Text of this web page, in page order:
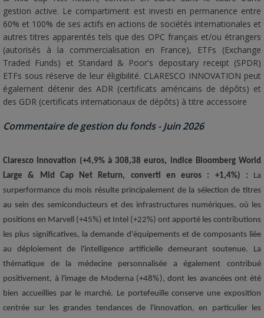
gestion active. Le compartiment est investi en permanence entre
60% et 100% de ses actifs en actions de sociétés internationales et
autres titres apparentés tels que des OPC français et/ou étrangers
(autorisés à la commercialisation en France), ETFs (Exchange
Traded Funds) et Standard & Poor's depositary receipt (SPDR)
ETFs sous réserve de leur éligibilité. CLARESCO INNOVATION peut
également détenir des ADR (certificats américains de dépôts) et
des GDR (certificats internationaux de dépôts) à titre accessoire
Commentaire de gestion du fonds - Juin 2026
Claresco Innovation (+4,9% à 308,38 euros, indice Bloomberg World
Large & Mid Cap Net Return, converti en euros : +1,4%) : La
surperformance du mois résulte principalement de la sélection de titres
au sein des semiconducteurs et des infrastructures numériques, où les
positions en Marvell (+45%) et Intel (+22%) ont apporté les contributions
les plus significatives, la demande d'équipements et de composants liée
au déploiement de l'intelligence artificielle demeurant soutenue. La
thématique de la médecine personnalisée a également contribué
positivement, à l'image de Moderna (+48%), dont les avancées ont été
bien accueillies par le marché. Le portefeuille conserve une exposition
centrée sur les grandes tendances de l'innovation, en particulier les